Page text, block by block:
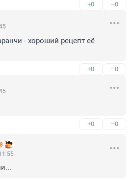
+0 –0
- хороший рецепт её
+0 –0
+0 –0